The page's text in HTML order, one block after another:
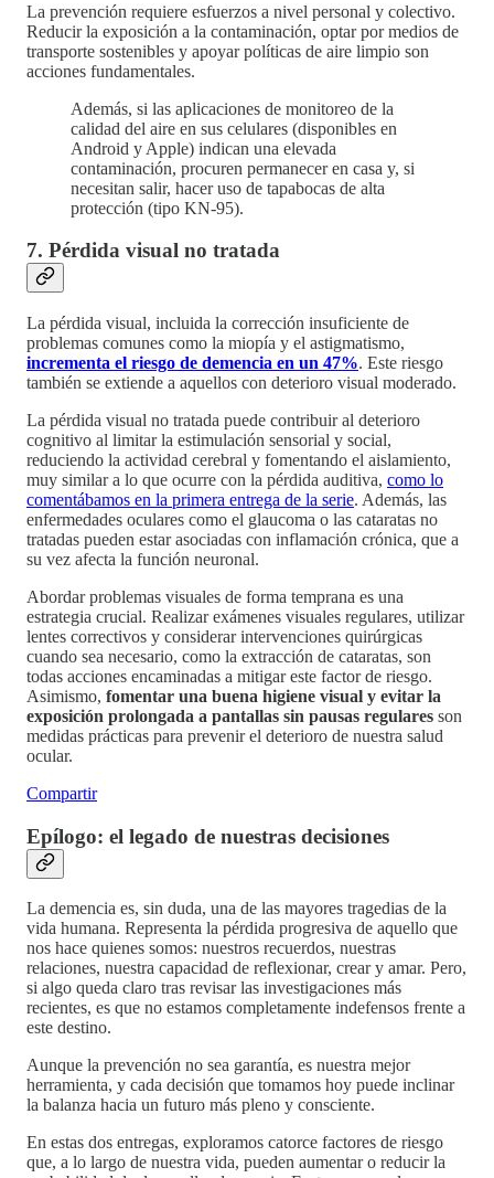
La prevención requiere esfuerzos a nivel personal y colectivo.
Reducir la exposición a la contaminación, optar por medios de
transporte sostenibles y apoyar políticas de aire limpio son
acciones fundamentales.
Además, si las aplicaciones de monitoreo de la
calidad del aire en sus celulares (disponibles en
Android y Apple) indican una elevada
contaminación, procuren permanecer en casa y, si
necesitan salir, hacer uso de tapabocas de alta
protección (tipo KN-95).
7. Pérdida visual no tratada
La pérdida visual, incluida la corrección insuficiente de
problemas comunes como la miopía y el astigmatismo,
incrementa el riesgo de demencia en un 47%. Este riesgo
también se extiende a aquellos con deterioro visual moderado.
La pérdida visual no tratada puede contribuir al deterioro
cognitivo al limitar la estimulación sensorial y social,
reduciendo la actividad cerebral y fomentando el aislamiento,
muy similar a lo que ocurre con la pérdida auditiva, como lo
comentábamos en la primera entrega de la serie. Además, las
enfermedades oculares como el glaucoma o las cataratas no
tratadas pueden estar asociadas con inflamación crónica, que a
su vez afecta la función neuronal.
Abordar problemas visuales de forma temprana es una
estrategia crucial. Realizar exámenes visuales regulares, utilizar
lentes correctivos y considerar intervenciones quirúrgicas
cuando sea necesario, como la extracción de cataratas, son
todas acciones encaminadas a mitigar este factor de riesgo.
Asimismo, fomentar una buena higiene visual y evitar la
exposición prolongada a pantallas sin pausas regulares son
medidas prácticas para prevenir el deterioro de nuestra salud
ocular.
Compartir
Epílogo: el legado de nuestras decisiones
La demencia es, sin duda, una de las mayores tragedias de la
vida humana. Representa la pérdida progresiva de aquello que
nos hace quienes somos: nuestros recuerdos, nuestras
relaciones, nuestra capacidad de reflexionar, crear y amar. Pero,
si algo queda claro tras revisar las investigaciones más
recientes, es que no estamos completamente indefensos frente a
este destino.
Aunque la prevención no sea garantía, es nuestra mejor
herramienta, y cada decisión que tomamos hoy puede inclinar
la balanza hacia un futuro más pleno y consciente.
En estas dos entregas, exploramos catorce factores de riesgo
que, a lo largo de nuestra vida, pueden aumentar o reducir la